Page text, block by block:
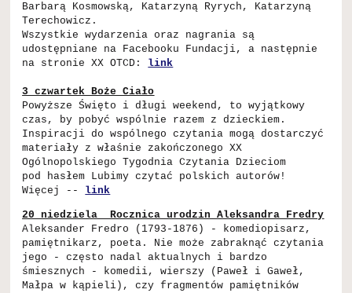
Barbarą Kosmowską, Katarzyną Ryrych, Katarzyną
Terechowicz.
Wszystkie wydarzenia oraz nagrania są
udostępniane na Facebooku Fundacji, a następnie
na stronie XX OTCD: link
3 czwartek Boże Ciało
Powyższe Święto i długi weekend, to wyjątkowy
czas, by pobyć wspólnie razem z dzieckiem.
Inspiracji do wspólnego czytania mogą dostarczyć
materiały z właśnie zakończonego XX
Ogólnopolskiego Tygodnia Czytania Dzieciom
pod hasłem Lubimy czytać polskich autorów!
Więcej -- link
20 niedziela Rocznica urodzin Aleksandra Fredry
Aleksander Fredro (1793-1876) - komediopisarz,
pamiętnikarz, poeta. Nie może zabraknąć czytania
jego - często nadal aktualnych i bardzo
śmiesznych - komedii, wierszy (Paweł i Gaweł,
Małpa w kąpieli), czy fragmentów pamiętników